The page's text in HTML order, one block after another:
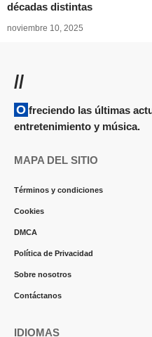
décadas distintas
noviembre 10, 2025
//
Ofreciendo las últimas actualizaciones y noticias sobre
entretenimiento y música.
MAPA DEL SITIO
Términos y condiciones
Cookies
DMCA
Política de Privacidad
Sobre nosotros
Contáctanos
IDIOMAS